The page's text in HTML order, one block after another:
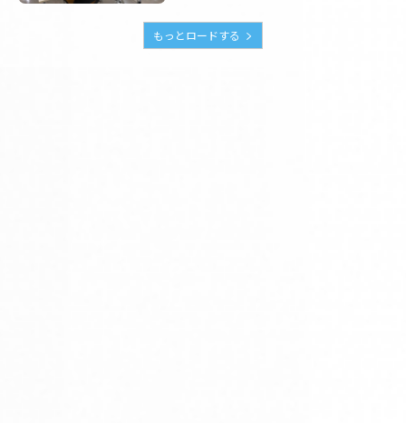
もっとロードする